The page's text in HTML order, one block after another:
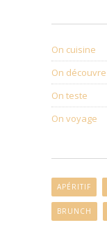
On cuisine
On découvre
On teste
On voyage
APÉRITIF
BRUNCH